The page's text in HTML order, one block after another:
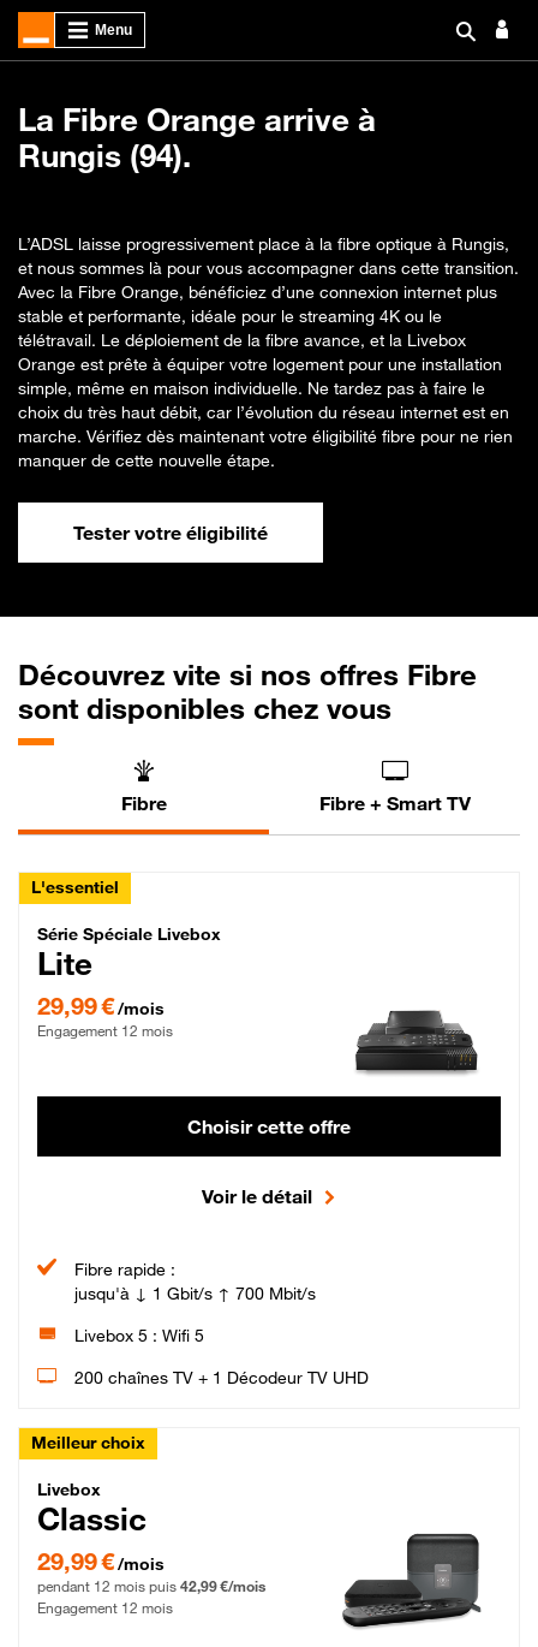
La Fibre Orange arrive à
Rungis (94).
L’ADSL laisse progressivement place à la fibre optique à Rungis,
et nous sommes là pour vous accompagner dans cette transition.
Avec la Fibre Orange, bénéficiez d’une connexion internet plus
stable et performante, idéale pour le streaming 4K ou le
télétravail. Le déploiement de la fibre avance, et la Livebox
Orange est prête à équiper votre logement pour une installation
simple, même en maison individuelle. Ne tardez pas à faire le
choix du très haut débit, car l’évolution du réseau internet est en
marche. Vérifiez dès maintenant votre éligibilité fibre pour ne rien
manquer de cette nouvelle étape.
Tester votre éligibilité
Découvrez vite si nos offres Fibre
sont disponibles chez vous
Fibre Fibre + Smart TV
L'essentiel
Série Spéciale Livebox Lite Fibre
Série Spéciale Livebox
Lite
29,99 €/mois
Engagement 12 mois
Choisir cette offre
Voir le détail
Fibre rapide :
jusqu'à ↓ 1 Gbit/s ↑ 700 Mbit/s
Livebox 5 : Wifi 5
200 chaînes TV + 1 Décodeur TV UHD
Meilleur choix
Livebox Classic Fibre
Livebox
Classic
29,99 € par mois pendant 12 mois puis 42,99 € par mois, Engagement 12 mois
29,99 €/mois
pendant 12 mois puis 42,99 €/mois
Engagement 12 mois